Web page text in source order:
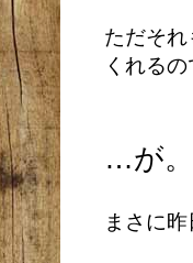
ただそ
くれるの
…が。
まさに